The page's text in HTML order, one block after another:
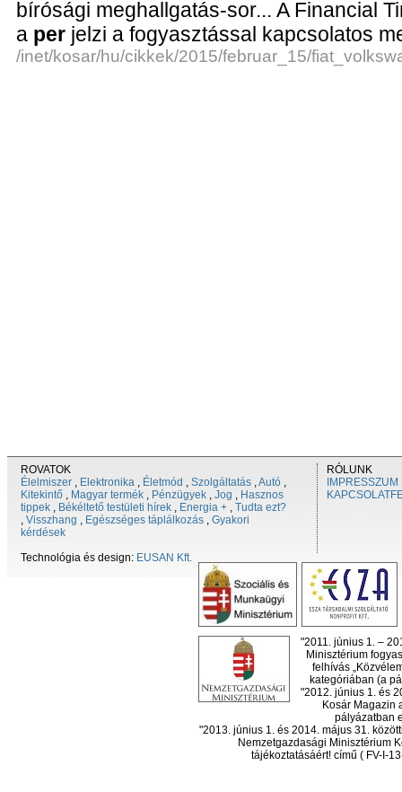
bírósági meghallgatás-sor... A Financial
a per jelzi a fogyasztással kapcsolatos
/inet/kosar/hu/cikkek/2015/februar_15/
ROVATOK
Élelmiszer , Elektronika , Életmód , Szolgáltatás ,Autó ,
Kitekintő , Magyar termék , Pénzügyek , Jog , Hasznos
tippek , Békéltető testületi hírek , Energia + , Tudta ezt?
, Visszhang , Egészséges táplálkozás , Gyakori
kérdések
Technológia és design: EUSAN Kft.
RÓLUNK
IMPRESSZUM
"2011. június 1. –
Minisztérium
felhívás
kategóriában (a
"2012. június 1. és
Kosár Magazin
pályázatban
"2013. június 1. és 2014. május 31.
Nemzetgazdasági Minisztérium
tájékoztatásáért! című ( FV-I-